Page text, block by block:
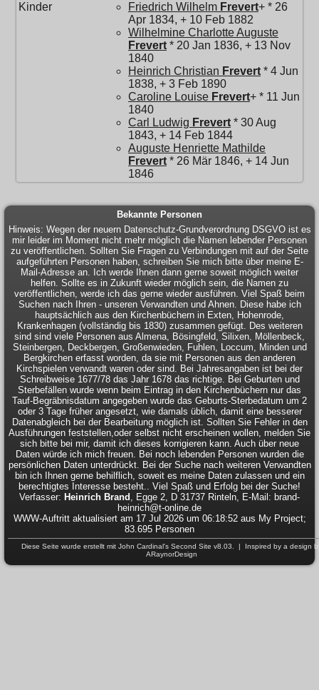
Kinder
Friedrich Wilhelm Frevert+ * 26
Apr 1834, + 10 Feb 1882
Wilhelmine Charlotte Auguste
Frevert * 20 Jan 1836, + 13 Nov
1840
Heinrich Christian Frevert * 4 Jun
1838, + 3 Feb 1890
Caroline Louise Frevert+ * 11 Jun
1840
Carl Ludwig Frevert * 30 Aug
1843, + 14 Feb 1844
Auguste Henriette Mathilde
Frevert * 26 Mär 1846, + 14 Jun
1846
Bekannte Personen
Hinweis: Wegen der neuern Datenschutz-Grundverordnung DSGVO ist es
mir leider im Moment nicht mehr möglich die Namen lebender Personen
zu veröffentlichen. Sollten Sie Fragen zu Verbindungen mit auf der Seite
aufgeführten Personen haben, schreiben Sie mich bitte über meine E-
Mail-Adresse an. Ich werde Ihnen dann gerne soweit möglich weiter
helfen. Sollte es in Zukunft wieder möglich sein, die Namen zu
veröffentlichen, werde ich das gerne wieder ausführen. Viel Spaß beim
Suchen nach Ihren - unseren Verwandten und Ahnen. Diese habe ich
hauptsächlich aus den Kirchenbüchern in Exten, Hohenrode,
Krankenhagen (vollständig bis 1830) zusammen gefügt. Des weiteren
sind sind viele Personen aus Almena, Bösingfeld, Silixen, Möllenbeck,
Steinbergen, Deckbergen, Großenwieden, Fuhlen, Loccum, Minden und
Bergkirchen erfasst worden, da sie mit Personen aus den anderen
Kirchspielen verwandt waren oder sind. Bei Jahresangaben ist bei der
Schreibweise 1677/78 das Jahr 1678 das richtige. Bei Geburten und
Sterbefällen wurde wenn beim Eintrag in den Kirchenbüchern nur das
Tauf-Begräbnisdatum angegeben wurde das Geburts-Sterbedatum um 2
oder 3 Tage früher angesetzt, wie damals üblich, damit eine besserer
Datenabgleich bei der Bearbeitung möglich ist. Sollten Sie Fehler in den
Ausführungen feststellen,oder selbst nicht erscheinen wollen, melden Sie
sich bitte bei mir, damit ich dieses korrigieren kann. Auch über neue
Daten würde ich mich freuen. Bei noch lebenden Personen wurden die
persönlichen Daten unterdrückt. Bei der Suche nach weiteren Verwandten
bin ich Ihnen gerne behilflich, soweit es meine Daten zulassen und ein
berechtigtes Interesse besteht.. Viel Spaß und Erfolg bei der Suche!
Verfasser: Heinrich Brand , Egge 2, D 31737 Rinteln, E-Mail: brand-
heinrich@t-online.de
WWW-Auftritt aktualisiert am 17 Jul 2026 um 06:18:52 aus My Project;
83.695 Personen
Diese Seite wurde erstellt mit John Cardinal's Second Site v8.03. | Inspired by a design
ARaynorDesign